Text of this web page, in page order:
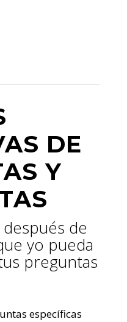
DE
Y
de
yo pueda
preguntas
específicas